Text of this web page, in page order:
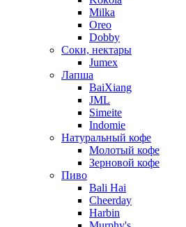
Milka
Oreo
Dobby
Соки, нектары
Jumex
Лапша
BaiXiang
JML
Simeite
Indomie
Натуральный кофе
Молотый кофе
Зерновой кофе
Пиво
Bali Hai
Cheerday
Harbin